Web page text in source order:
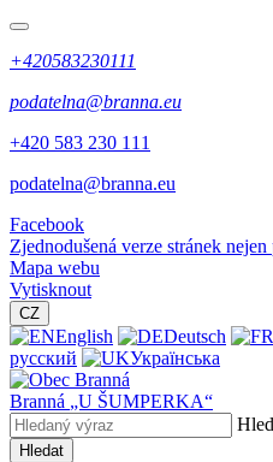
+420583230111
podatelna@branna.eu
+420 583 230 111
podatelna@branna.eu
Facebook
Zjednodušená verze stránek
Mapa webu
Vytisknout
CZ
English Deutsch
русский
Українська
Branná „U ŠUMPERKA“
Hledat